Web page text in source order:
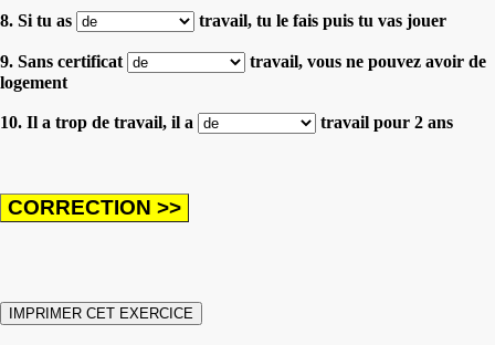
8. Si tu as travail, tu le fais puis tu vas jouer
9. Sans certificat
travail, vous ne pouvez avoir de
logement
10. Il a trop de travail, il a travail pour 2 ans